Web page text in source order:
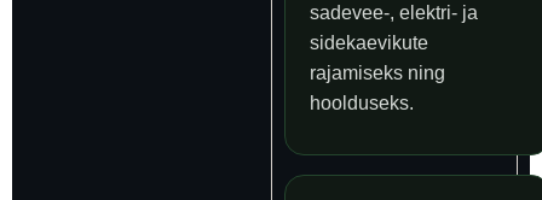
sadevee-, elektri- ja
sidekaevikute
rajamiseks ning
hoolduseks.